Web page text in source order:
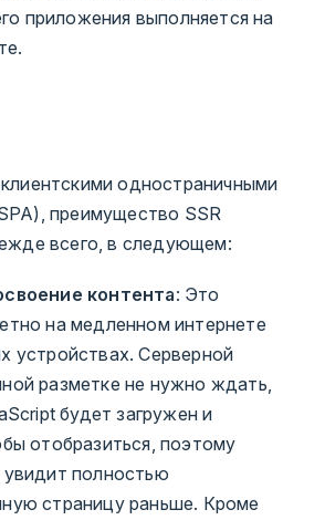
приложения выполняется на
одностраничными
преимущество SSR
всего, в следующем:
контента: Это
на медленном интернете
устройствах. Серверной
разметке не нужно ждать,
будет загружен и
отобразиться, поэтому
увидит полностью
страницу раньше. Кроме